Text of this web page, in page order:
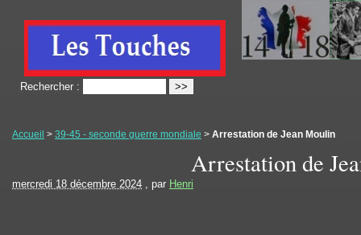
Rechercher :
Accueil > 39-45 - seconde guerre mondiale > Arrestation de Jean Moulin
Arrestation de
mercredi 18 décembre 2024 , par Henri